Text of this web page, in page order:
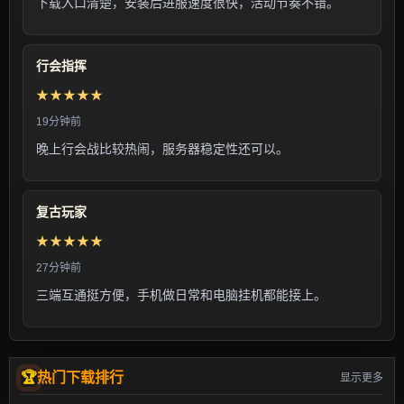
行会指挥
★★★★★
19分钟前
晚上行会战比较热闹，服务器稳定性还可以。
复古玩家
★★★★★
27分钟前
三端互通挺方便，手机做日常和电脑挂机都能接上。
热门下载排行 显示更多